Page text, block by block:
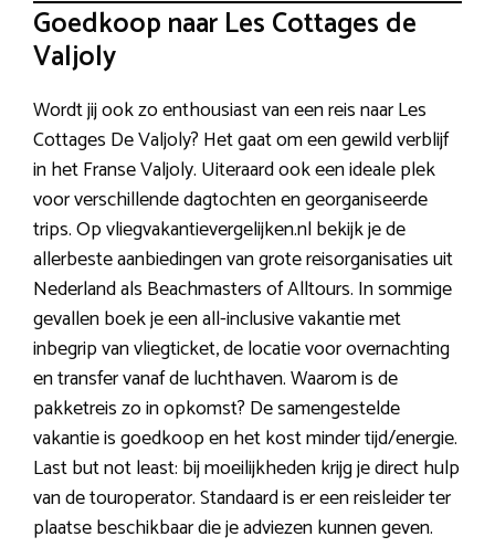
Goedkoop naar Les Cottages de
Valjoly
Wordt jij ook zo enthousiast van een reis naar Les
Cottages De Valjoly? Het gaat om een gewild verblijf
in het Franse Valjoly. Uiteraard ook een ideale plek
voor verschillende dagtochten en georganiseerde
trips. Op vliegvakantievergelijken.nl bekijk je de
allerbeste aanbiedingen van grote reisorganisaties uit
Nederland als Beachmasters of Alltours. In sommige
gevallen boek je een all-inclusive vakantie met
inbegrip van vliegticket, de locatie voor overnachting
en transfer vanaf de luchthaven. Waarom is de
pakketreis zo in opkomst? De samengestelde
vakantie is goedkoop en het kost minder tijd/energie.
Last but not least: bij moeilijkheden krijg je direct hulp
van de touroperator. Standaard is er een reisleider ter
plaatse beschikbaar die je adviezen kunnen geven.